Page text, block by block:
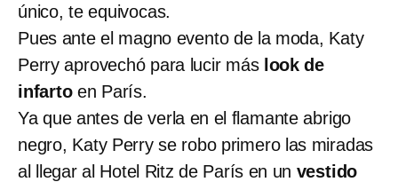
único, te equivocas.
Pues ante el magno evento de la moda, Katy
Perry aprovechó para lucir más look de
infarto en París.
Ya que antes de verla en el flamante abrigo
negro, Katy Perry se robo primero las miradas
al llegar al Hotel Ritz de París en un vestido